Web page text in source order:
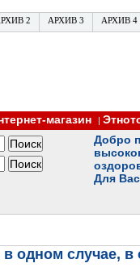
2 АРХИВ 3 АРХИВ 4
магазин |
Добро
Для
одном случае, в